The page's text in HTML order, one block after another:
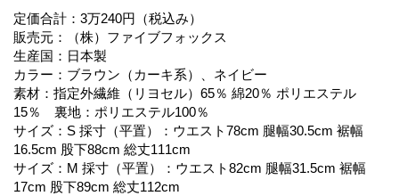
定価合計：3万240円（税込み）
販売元：（株）ファイブフォックス
生産国：日本製
カラー：ブラウン（カーキ系）、ネイビー
素材：指定外繊維（リヨセル）65％ 綿20％ ポリエステル
15％ 裏地：ポリエステル100％
サイズ：S 採寸（平置）：ウエスト78cm 腿幅30.5cm 裾幅
16.5cm 股下88cm 総丈111cm
サイズ：M 採寸（平置）：ウエスト82cm 腿幅31.5cm 裾幅
17cm 股下89cm 総丈112cm